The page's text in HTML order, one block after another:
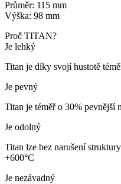
Průměr: 115 mm
Výška: 98 mm
Proč TITAN?
Je lehký
Titan je díky svojí hustotě
Je pevný
Titan je téměř o 30% pevnější
Je odolný
Titan lze bez narušení
+600°C
Je nezávadný